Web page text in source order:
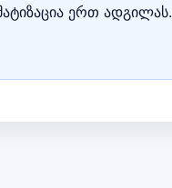
ერთ ადგილას.